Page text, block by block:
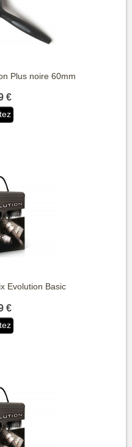
Plus noire 60mm
€
Evolution Basic
€